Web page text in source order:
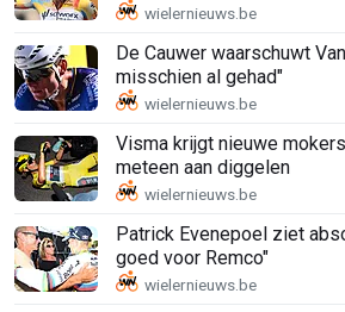
De Cauwer waarschuwt
misschien al gehad"
Visma krijgt nieuwe
meteen aan diggelen
Patrick Evenepoel ziet
goed voor Remco"